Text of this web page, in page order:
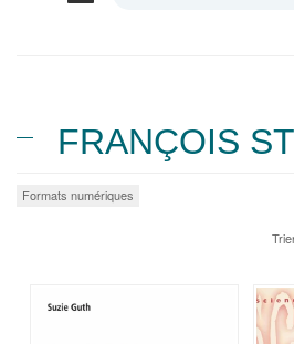
FRANÇOIS
Formats numériques